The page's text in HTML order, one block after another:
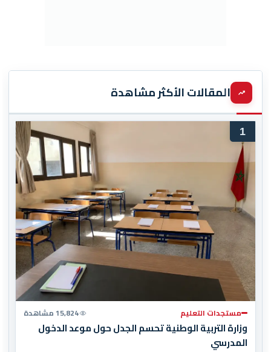
المقالات الأكثر مشاهدة
1
مستجدات التعليم 15,824 مشاهدة
وزارة التربية الوطنية تحسم الجدل حول موعد الدخول
المدرسي